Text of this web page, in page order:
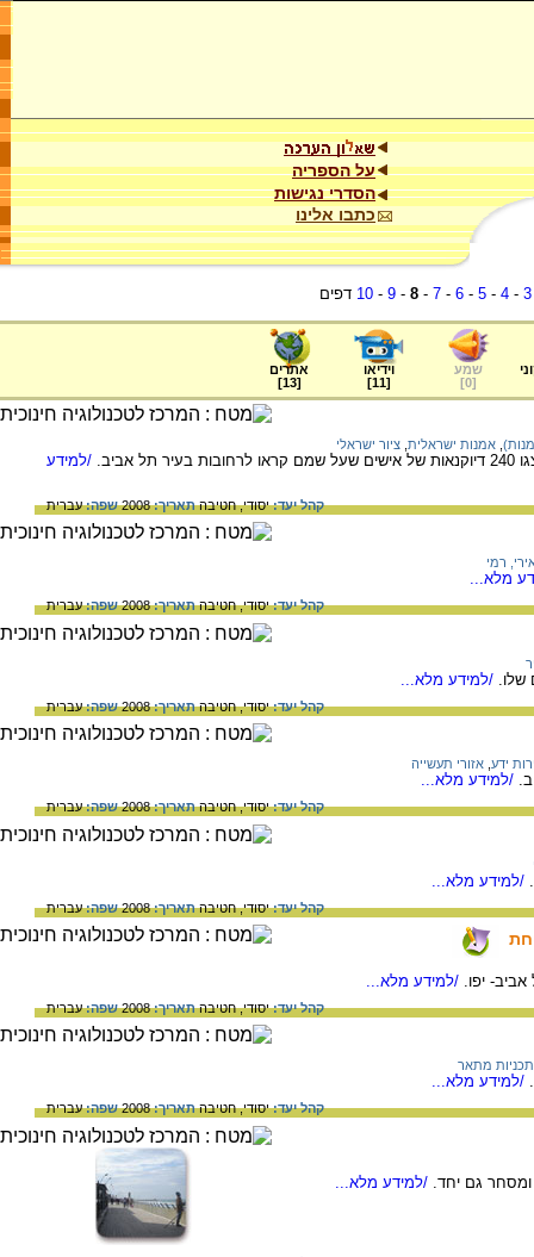
על הספריה
הסדרי נגישות
כתבו אלינו
3
-
4
-
5
-
6
-
7
-
8
-
9
-
10 דפים
שמע
[
0
]
וידיאו
[
11
]
אתרים
[
13
]
אמנות ישראלית ציור ישראלי
/למידע
קהל יעד:יסודי,חטיבהתאריך:2008 שפה:עברית
רמי
מלא...
קהל יעד:יסודי,חטיבהתאריך:2008 שפה:עברית
שלו. /למידע מלא...
קהל יעד:יסודי,חטיבהתאריך:2008 שפה:עברית
ידע אזורי תעשייה
/למידע מלא...
קהל יעד:יסודי,חטיבהתאריך:2008 שפה:עברית
/למידע מלא...
קהל יעד:יסודי,חטיבהתאריך:2008 שפה:עברית
יפו. /למידע מלא...
קהל יעד:יסודי,חטיבהתאריך:2008 שפה:עברית
תכניות מתאר
/למידע מלא...
קהל יעד:יסודי,חטיבהתאריך:2008 שפה:עברית
גם יחד. /למידע מלא...